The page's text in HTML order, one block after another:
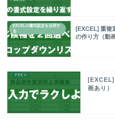
EXCELの書式設定を活用す
る
[EXCEL] 重複
の作り方（動
[EXCEL]
画あり）